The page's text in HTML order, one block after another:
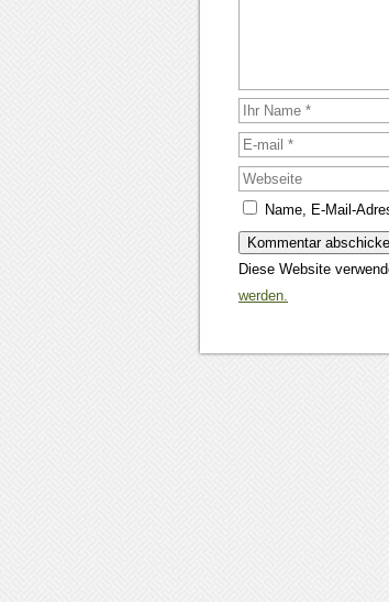
Name, E-Mail-
Diese Website
werden.